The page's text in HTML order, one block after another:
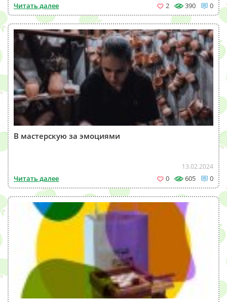
Читать далее 2 390 0
В мастерскую за эмоциями
13.02.2024
Читать далее 0 605 0